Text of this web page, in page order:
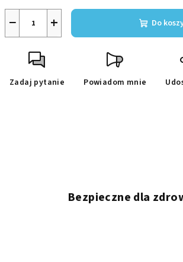
+
− Do
Zadaj pytanie Powiadom mnie
Bezpieczne dla